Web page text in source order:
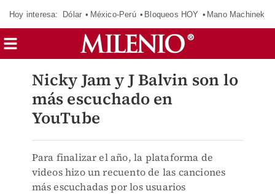
Hoy interesa: Dólar México-Perú Bloqueos HOY Mano Machinek
Nicky Jam y J Balvin son lo
más escuchado en
YouTube
Para finalizar el año, la plataforma de
videos hizo un recuento de las canciones
más escuchadas por los usuarios